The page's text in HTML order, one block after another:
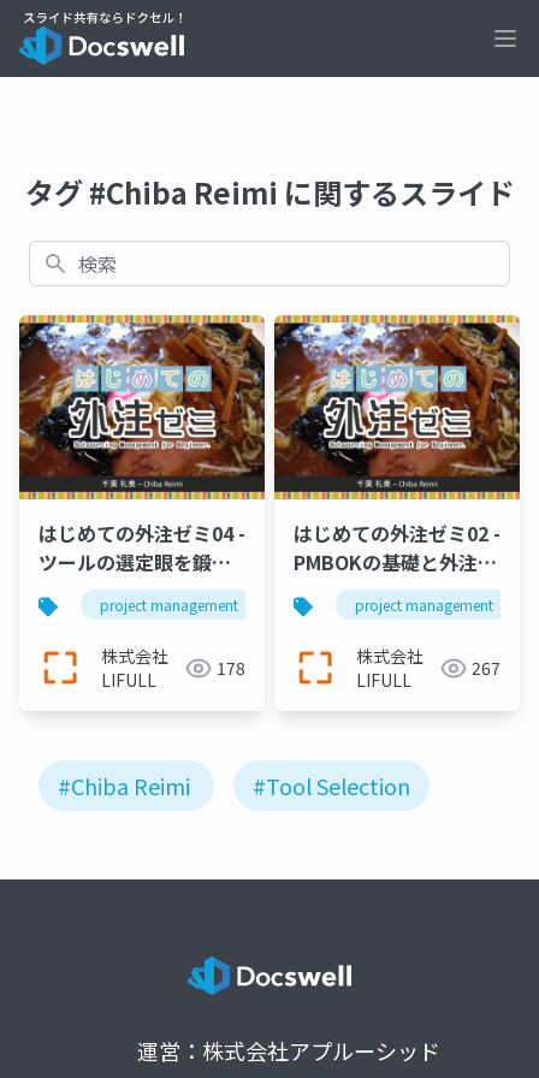
タグ #Chiba Reimi に関するスライド
検索
はじめての外注ゼミ04 -
ツールの選定眼を鍛え
よう
project management director web director
株式会社
LIFULL
178
はじめての外注ゼミ02 -
PMBOKの基礎と外注制
作の体験談project management
株式会社
LIFULL
267
#Chiba Reimi #Tool Selection
運営：株式会社アプルーシッド